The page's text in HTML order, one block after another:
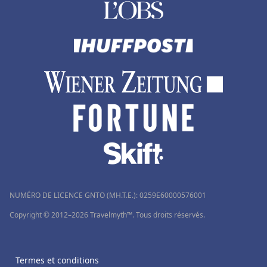
Hôtels en Haute-Normandie
Hôtels à Saint-André-de-Cubzac
Hôtels à Douville
Hôtels à Tizzano
Hôtels à Les Estables
Hôtels à La Mure
Hôtels en Thaïlande
Hôtels à Génova
Hôtels à Talloires
NUMÉRO DE LICENCE GNTO (MH.T.E.): 0259Ε60000576001
Copyright © 2012–2026 Travelmyth™. Tous droits réservés.
Termes et conditions